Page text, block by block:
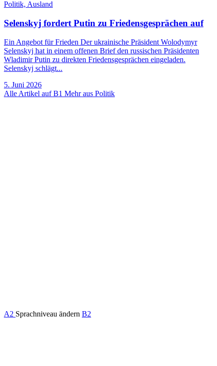
Politik, Ausland
Selenskyj fordert Putin zu Friedensgesprächen auf
Ein Angebot für Frieden Der ukrainische Präsident Wolodymyr
Selenskyj hat in einem offenen Brief den russischen Präsidenten
Wladimir Putin zu direkten Friedensgesprächen eingeladen.
Selenskyj schlägt...
5. Juni 2026
Alle Artikel auf B1 Mehr aus Politik
A2 Sprachniveau ändern B2